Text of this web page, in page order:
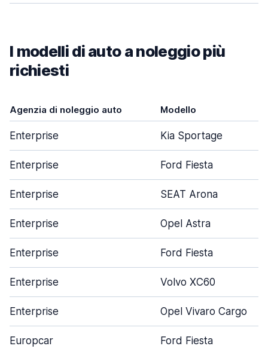
I modelli di auto a noleggio più
richiesti
Agenzia di noleggio auto Modello
Enterprise Kia Sportage
Enterprise Ford Fiesta
Enterprise SEAT Arona
Enterprise Opel Astra
Enterprise Ford Fiesta
Enterprise Volvo XC60
Enterprise Opel Vivaro Cargo
Europcar Ford Fiesta